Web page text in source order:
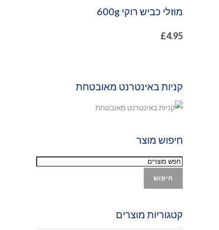
מוזלי כביש רוקי 600g
£4.95
קניות באינטרנט מאובטחת
חיפוש מוצר
חיפוש
קטגוריות מוצרים